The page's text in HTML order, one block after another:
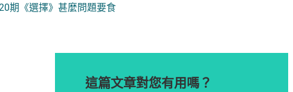
期《選擇》甚麼問題要食
這篇文章對您有用嗎？